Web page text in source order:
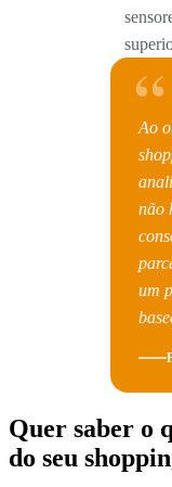
“
Ao
não
um
Quer saber o
do seu